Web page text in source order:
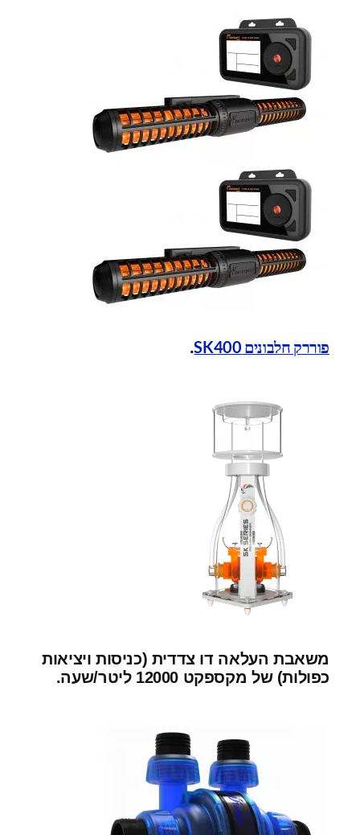
פוררק חלבונים SK400 .
משאבת העלאה דו צדדית (כניסות ויציאות
כפולות) של מקספקט 12000 ליטר/שעה.